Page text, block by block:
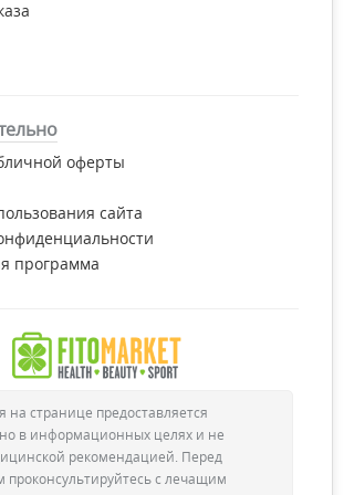
качества.
оферты
сайта
программа
странице предоставляется
в информационных целях и не
рекомендацией. Перед
с лечащим